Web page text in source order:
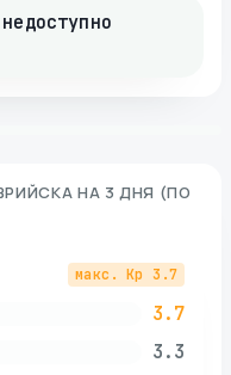
НА 3 ДНЯ (ПО
макс. Kp 3.7
3.7
3.3